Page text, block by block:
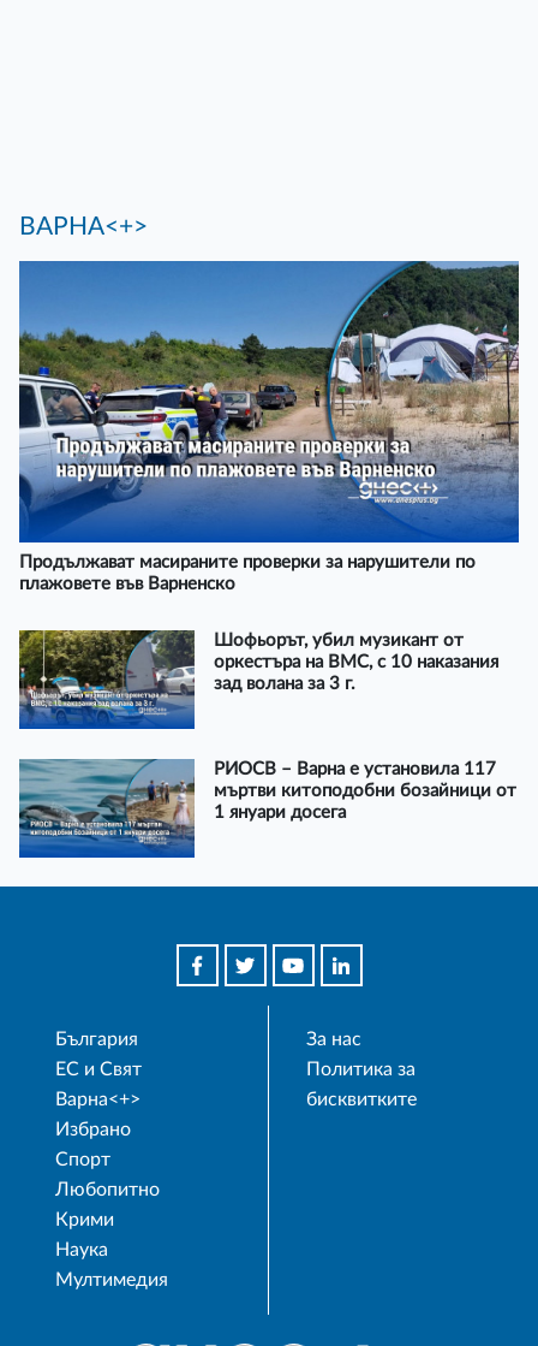
ВАРНА<+>
Продължават масираните проверки за нарушители по
плажовете във Варненско
Шофьорът, убил музикант от
оркестъра на ВМС, с 10 наказания
зад волана за 3 г.
РИОСВ – Варна е установила 117
мъртви китоподобни бозайници от
1 януари досега
България
ЕС и Свят
Варна<+>
Избрано
Спорт
Любопитно
Крими
Наука
Мултимедия
За нас
Политика за
бисквитките